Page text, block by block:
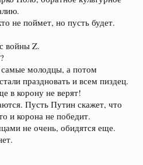
не поймет, но пусть будет.
войны Z.
молодцы, а потом
праздновать и всем пиздец.
в корону не верят!
Пусть Путин скажет, что
и корона не победит.
не очень, обидятся еще.